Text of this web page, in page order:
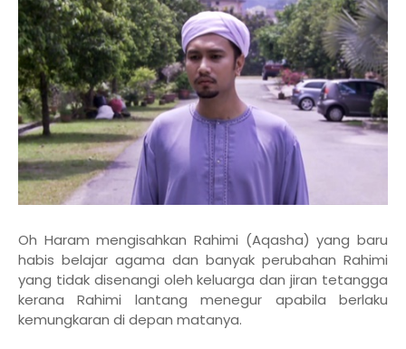
Oh Haram mengisahkan Rahimi (Aqasha) yang baru
habis belajar agama dan banyak perubahan Rahimi
yang tidak disenangi oleh keluarga dan jiran tetangga
kerana Rahimi lantang menegur apabila berlaku
kemungkaran di depan matanya.